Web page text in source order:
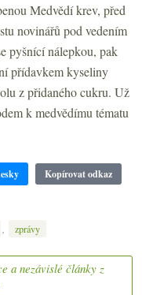
Medvědí krev, před
novinářů pod vedením
pyšnící nálepkou, pak
přídavkem kyseliny
z přidaného cukru. Už
k medvědímu tématu
Kopírovat odkaz
, zprávy
a nezávislé články z